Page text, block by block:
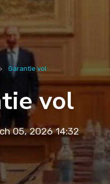
Garantie vol
vol
05, 2026 14:32